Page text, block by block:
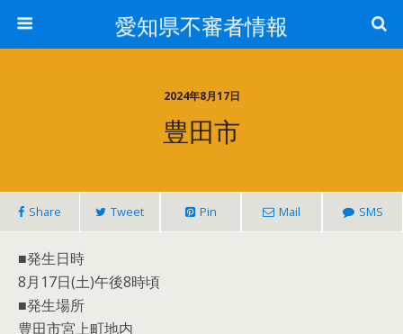
愛知県不審者情報
2024年8月17日
豊田市
Share Tweet Pin Mail SMS
■発生日時
8月17日(土)午後8時頃
■発生場所
豊田市宮上町地内